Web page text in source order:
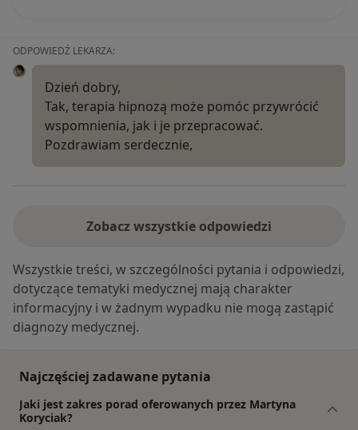
ODPOWIEDŹ LEKARZA:
Dzień dobry,
Tak, terapia hipnozą może pomóc przywrócić
wspomnienia, jak i je przepracować.
Pozdrawiam serdecznie,
Zobacz wszystkie odpowiedzi
Wszystkie treści, w szczególności pytania i odpowiedzi,
dotyczące tematyki medycznej mają charakter
informacyjny i w żadnym wypadku nie mogą zastąpić
diagnozy medycznej.
Najczęściej zadawane pytania
Jaki jest zakres porad oferowanych przez Martyna
Koryciak?